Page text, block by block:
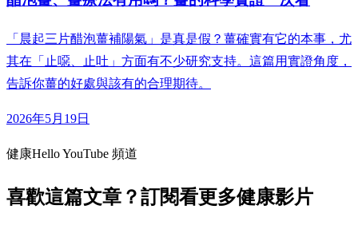
「晨起三片醋泡薑補陽氣」是真是假？薑確實有它的本事，尤
其在「止噁、止吐」方面有不少研究支持。這篇用實證角度，
告訴你薑的好處與該有的合理期待。
2026年5月19日
健康Hello YouTube 頻道
喜歡這篇文章？訂閱看更多健康影片